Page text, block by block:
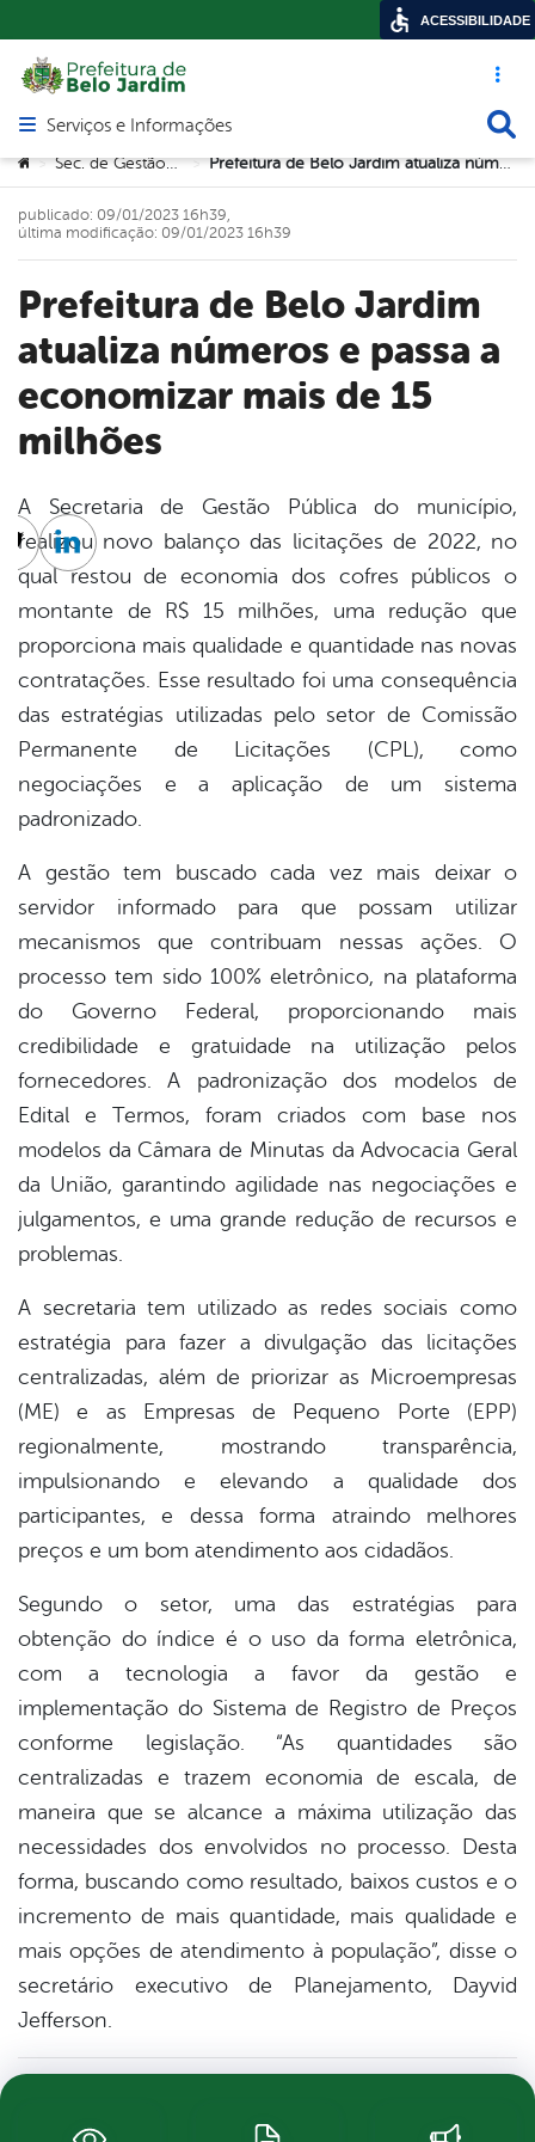
Acesso
Abrir menu principal de navegação
Serviços e Informações
Você está aqui:
> Sec. de Gestão Pública > Prefeitura de Belo Jardim atualiza números e passa a economizar mais de 15 milhões
Prefeitura de Belo Jardim
atualiza números e passa a
economizar mais de 15
milhões
publicado: 09/01/2023 16h39,
última modificação: 09/01/2023 16h39
A Secretaria de Gestão Pública do município,
realizou novo balanço das licitações de 2022, no
qual restou de economia dos cofres públicos o
montante de R$ 15 milhões, uma redução que
proporciona mais qualidade e quantidade nas novas
contratações. Esse resultado foi uma consequência
das estratégias utilizadas pelo setor de Comissão
Permanente de Licitações (CPL), como
negociações e a aplicação de um sistema
padronizado.
A gestão tem buscado cada vez mais deixar o
servidor informado para que possam utilizar
mecanismos que contribuam nessas ações. O
processo tem sido 100% eletrônico, na plataforma
do Governo Federal, proporcionando mais
credibilidade e gratuidade na utilização pelos
fornecedores. A padronização dos modelos de
Edital e Termos, foram criados com base nos
modelos da Câmara de Minutas da Advocacia Geral
da União, garantindo agilidade nas negociações e
julgamentos, e uma grande redução de recursos e
problemas.
A secretaria tem utilizado as redes sociais como
estratégia para fazer a divulgação das licitações
centralizadas, além de priorizar as Microempresas
(ME) e as Empresas de Pequeno Porte (EPP)
regionalmente, mostrando transparência,
impulsionando e elevando a qualidade dos
participantes, e dessa forma atraindo melhores
preços e um bom atendimento aos cidadãos.
Segundo o setor, uma das estratégias para
obtenção do índice é o uso da forma eletrônica,
com a tecnologia a favor da gestão e
implementação do Sistema de Registro de Preços
conforme legislação. “As quantidades são
centralizadas e trazem economia de escala, de
maneira que se alcance a máxima utilização das
necessidades dos envolvidos no processo. Desta
forma, buscando como resultado, baixos custos e o
incremento de mais quantidade, mais qualidade e
mais opções de atendimento à população”, disse o
secretário executivo de Planejamento, Dayvid
Jefferson.
TwitterLinkedin
ACESSIBILIDADE